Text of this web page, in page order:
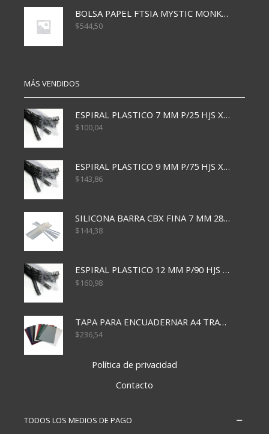
BOLSA PAPEL FTSIA MYSTIC MONKEY 14/08/20
$544,50
MÁS VENDIDOS
ESPIRAL PLASTICO 7 MM P/25 HJS X50x3000
$100,04
ESPIRAL PLASTICO 9 MM P/75 HJS X50X2400
$143,86
SILICONA BARRA CBX FINA 7 MM 28 CM
$144,38
ESPIRAL PLASTICO 12 MM P/90 HJS X50X1500
$160,98
TAPA PARA ENCUADERNAR A4 TRANSP x50x500
$236,54
Política de privacidad
Contacto
TODOS LOS MEDIOS DE PAGO